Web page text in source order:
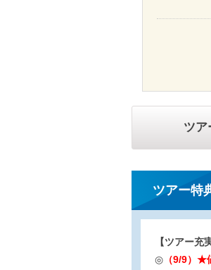
ツア
ツアー特
【ツアー充
◎ （9/9）